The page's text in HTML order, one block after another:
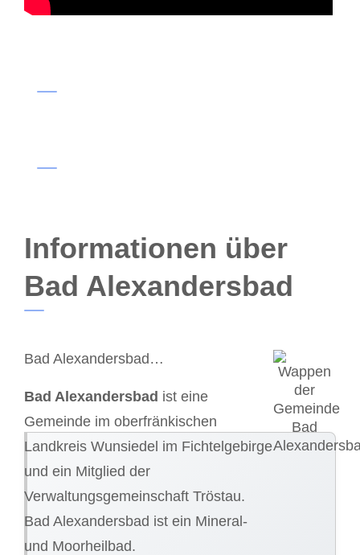
Informationen über
Bad Alexandersbad
Bad Alexandersbad…
Bad Alexandersbad ist eine
Gemeinde im oberfränkischen
Landkreis Wunsiedel im Fichtelgebirge
und ein Mitglied der
Verwaltungsgemeinschaft Tröstau.
Bad Alexandersbad ist ein Mineral-
und Moorheilbad.